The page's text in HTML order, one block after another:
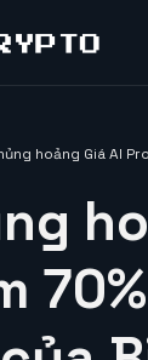
hoảng Giá AI